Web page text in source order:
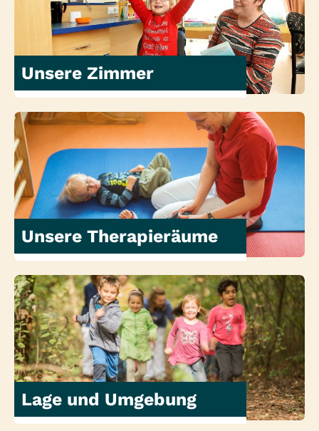
Unsere Zimmer
Unsere Therapieräume
Lage und Umgebung